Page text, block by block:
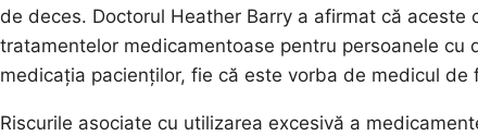
de deces. Doctorul Heather Barry a afirmat că
tratamentelor medicamentoase pentru persoanele
medicația pacienților, fie că este vorba de medicul de
Riscurile asociate cu utilizarea excesivă a